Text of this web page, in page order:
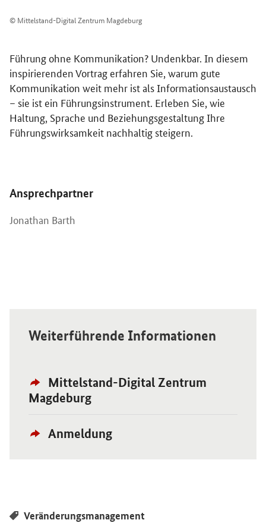
© Mittelstand-Digital Zentrum Magdeburg
Führung ohne Kommunikation? Undenkbar. In diesem
inspirierenden Vortrag erfahren Sie, warum gute
Kommunikation weit mehr ist als Informationsaustausch
– sie ist ein Führungsinstrument. Erleben Sie, wie
Haltung, Sprache und Beziehungsgestaltung Ihre
Führungswirksamkeit nachhaltig steigern.
Ansprechpartner
Jonathan Barth
Öffnet Einzelsicht
Weiterführende Informationen
Externer
Link:
Mittelstand-Digital Zentrum
Magdeburg
Öffnet Einzelsicht
Externer
Anmeldung
Öffnet Einzelsicht
Veränderungsmanagement